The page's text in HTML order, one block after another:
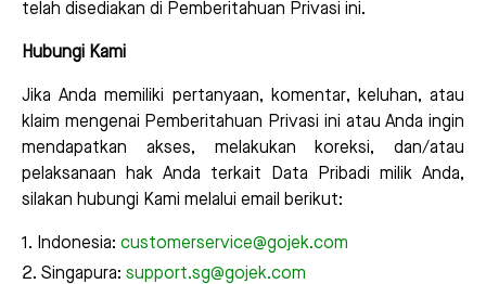
telah disediakan di Pemberitahuan Privasi ini.
Hubungi Kami
Jika Anda memiliki pertanyaan, komentar, keluhan, atau
klaim mengenai Pemberitahuan Privasi ini atau Anda ingin
mendapatkan akses, melakukan koreksi, dan/atau
pelaksanaan hak Anda terkait Data Pribadi milik Anda,
silakan hubungi Kami melalui email berikut:
Indonesia: customerservice@gojek.com
Singapura: support.sg@gojek.com